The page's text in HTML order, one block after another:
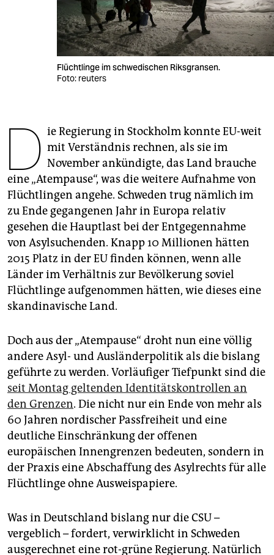
veranstaltungen
unterstützen
genossenschaft
epaper login
Flüchtlinge im schwedischen Riksgransen.
Foto: reuters
D ie Regierung in Stockholm konnte EU-weit
mit Verständnis rechnen, als sie im
November ankündigte, das Land brauche
eine „Atempause“, was die weitere Aufnahme von
Flüchtlingen angehe. Schweden trug nämlich im
zu Ende gegangenen Jahr in Europa relativ
gesehen die Hauptlast bei der Entgegennahme
von Asylsuchenden. Knapp 10 Millionen hätten
2015 Platz in der EU finden können, wenn alle
Länder im Verhältnis zur Bevölkerung soviel
Flüchtlinge aufgenommen hätten, wie dieses eine
skandinavische Land.
Doch aus der „Atempause“ droht nun eine völlig
andere Asyl- und Ausländerpolitik als die bislang
geführte zu werden. Vorläufiger Tiefpunkt sind die
seit Montag geltenden Identitätskontrollen an
den Grenzen. Die nicht nur ein Ende von mehr als
60 Jahren nordischer Passfreiheit und eine
deutliche Einschränkung der offenen
europäischen Innengrenzen bedeuten, sondern in
der Praxis eine Abschaffung des Asylrechts für alle
Flüchtlinge ohne Ausweispapiere.
Was in Deutschland bislang nur die CSU –
vergeblich – fordert, verwirklicht in Schweden
ausgerechnet eine rot-grüne Regierung. Natürlich